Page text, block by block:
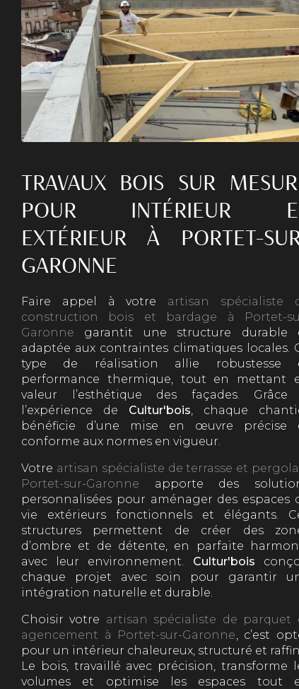
TRAVAUX BOIS SUR
POUR INTÉRIEUR
EXTÉRIEUR À PORTET-
GARONNE
Faire appel à votre artisan spécialiste
construction bois et bardage à Portet-
Garonne garantit une structure durable
adaptée aux contraintes climatiques locales.
type de réalisation allie robustesse
performance thermique, tout en mettant
valeur l’esthétique des façades. Grâce
l’expérience de Cultur'bois , chaque
bénéficie d’une mise en œuvre précise
conforme aux normes en vigueur.
Votre artisan spécialiste de terrasse et
Portet-sur-Garonne apporte des
personnalisées pour aménager des espaces
vie extérieurs fonctionnels et élégants.
structures permettent de créer des
d’ombre et de détente, en parfaite
avec leur environnement. Cultur'bois
chaque projet avec soin pour garantir
intégration naturelle et durable.
Choisir votre artisan spécialiste de parquet
agencement à Portet-sur-Garonne , c’est
pour un intérieur chaleureux, structuré et
Le bois, travaillé avec précision, transforme
volumes et optimise les espaces tout